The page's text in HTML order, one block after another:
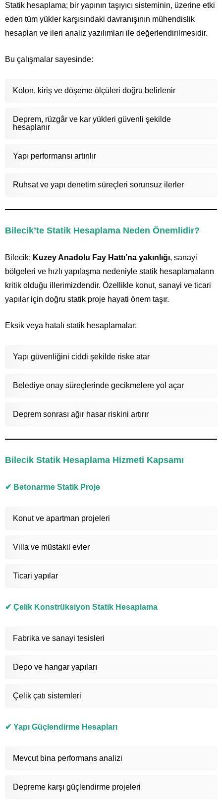
Statik hesaplama; bir yapının taşıyıcı sisteminin, üzerine etki
eden tüm yükler karşısındaki davranışının mühendislik
hesapları ve ileri analiz yazılımları ile değerlendirilmesidir.
Bu çalışmalar sayesinde:
Kolon, kiriş ve döşeme ölçüleri doğru belirlenir
Deprem, rüzgâr ve kar yükleri güvenli şekilde
hesaplanır
Yapı performansı artırılır
Ruhsat ve yapı denetim süreçleri sorunsuz ilerler
Bilecik’te Statik Hesaplama Neden Önemlidir?
Bilecik; Kuzey Anadolu Fay Hattı’na yakınlığı, sanayi
bölgeleri ve hızlı yapılaşma nedeniyle statik hesaplamaların
kritik olduğu illerimizdendir. Özellikle konut, sanayi ve ticari
yapılar için doğru statik proje hayati önem taşır.
Eksik veya hatalı statik hesaplamalar:
Yapı güvenliğini ciddi şekilde riske atar
Belediye onay süreçlerinde gecikmelere yol açar
Deprem sonrası ağır hasar riskini artırır
Bilecik Statik Hesaplama Hizmeti Kapsamı
✔ Betonarme Statik Proje
Konut ve apartman projeleri
Villa ve müstakil evler
Ticari yapılar
✔ Çelik Konstrüksiyon Statik Hesaplama
Fabrika ve sanayi tesisleri
Depo ve hangar yapıları
Çelik çatı sistemleri
✔ Yapı Güçlendirme Hesapları
Mevcut bina performans analizi
Depreme karşı güçlendirme projeleri